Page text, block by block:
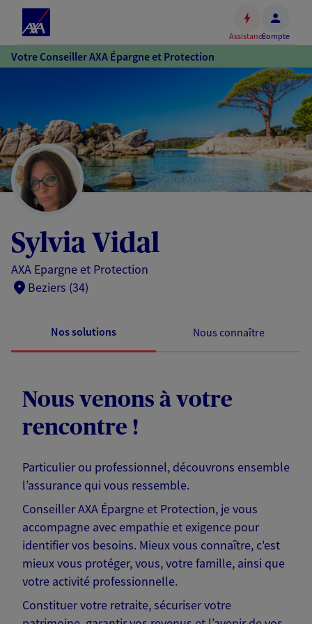
Accéder
au
au
pied
de
page
AssistanceCompte
Votre Conseiller AXA Épargne et Protection
Sylvia Vidal
AXA Epargne et Protection
Beziers (34)
Nos solutions Nous connaître
Nous venons à votre
rencontre !
Particulier ou professionnel, découvrons ensemble
l’assurance qui vous ressemble.
Conseiller AXA Épargne et Protection, je vous
accompagne avec empathie et exigence pour
identifier vos besoins. Mieux vous connaître, c'est
mieux vous protéger, vous, votre famille, ainsi que
votre activité professionnelle.
Constituer votre retraite, sécuriser votre